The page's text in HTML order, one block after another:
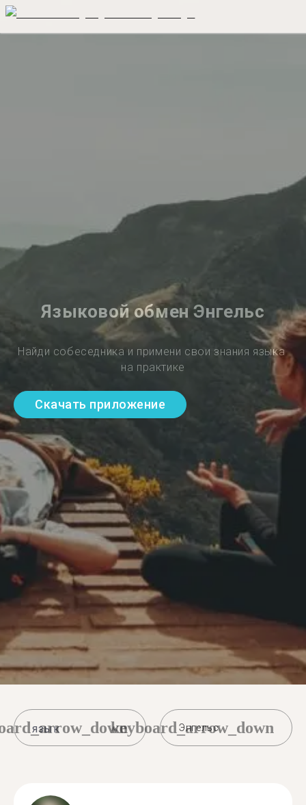
Языковой обмен Энгельс
Найди собеседника и примени свои знания языка
на практике
Скачать приложение
Энгельс
keyboard_arrow_down